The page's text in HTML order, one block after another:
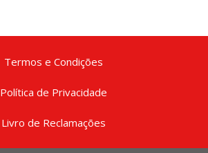
Termos e Condições
Política de Privacidade
Livro de Reclamações